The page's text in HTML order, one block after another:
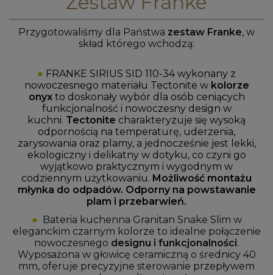
Przygotowaliśmy dla Państwa zestaw Franke, w
skład którego wchodzą:
● FRANKE SIRIUS SID 110-34 wykonany z
nowoczesnego materiału Tectonite w kolorze
onyxto doskonały wybór dla osób ceniących
funkcjonalność i nowoczesny design w
kuchni. Tectonite charakteryzuje się wysoką
odpornością na temperaturę, uderzenia,
zarysowania oraz plamy, a jednocześnie jest lekki,
ekologiczny i delikatny w dotyku, co czyni go
wyjątkowo praktycznym i wygodnym w
codziennym użytkowaniu. Możliwość montażu
młynka do odpadów. Odporny na powstawanie
plam i przebarwień.
● Bateria kuchenna Granitan Snake Slim w
eleganckim czarnym kolorze to idealne połączenie
nowoczesnego designu i funkcjonalności.
Wyposażona w głowicę ceramiczną o średnicy 40
mm, oferuje precyzyjne sterowanie przepływem